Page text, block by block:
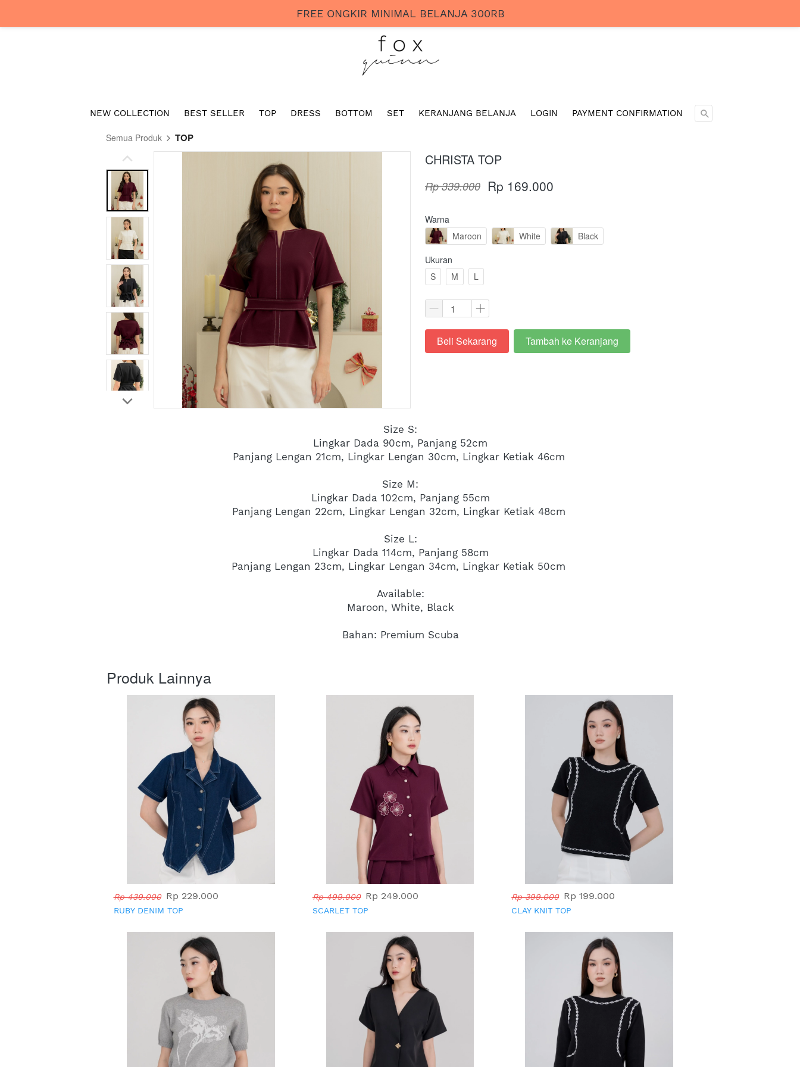
NEW COLLECTION BEST SELLER TOP DRESS BOTTOM SET KERANJANG BELANJA LOGIN PAYMENT CONFIRMATION
Semua Produk TOP
CHRISTA TOP
Rp 339.000 Rp 169.000
Warna
Maroon
White
Black
Ukuran
S
M L
`Beli Sekarang `
Tambah ke Keranjang
Size S:
Lingkar Dada 90cm, Panjang 52cm
Panjang Lengan 21cm, Lingkar Lengan 30cm, Lingkar Ketiak 46cm
Size M:
Lingkar Dada 102cm, Panjang 55cm
Panjang Lengan 22cm, Lingkar Lengan 32cm, Lingkar Ketiak 48cm
Size L:
Lingkar Dada 114cm, Panjang 58cm
Panjang Lengan 23cm, Lingkar Lengan 34cm, Lingkar Ketiak 50cm
Available:
Maroon, White, Black
Bahan: Premium Scuba
Produk Lainnya
Rp 439.000 Rp 229.000
RUBY DENIM TOP
Rp 499.000 Rp 249.000
SCARLET TOP
Rp 399.000 Rp 199.000
CLAY KNIT TOP
FREE ONGKIR MINIMAL BELANJA 300RB